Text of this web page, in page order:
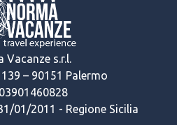
Vacanze s.r.l.
– 90151 Palermo
03901460828
01/2011 - Regione Sicilia